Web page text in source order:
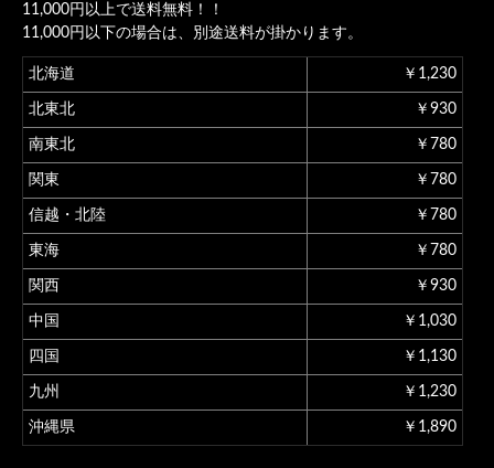
11,000円以上で送料無料！！
11,000円以下の場合は、別途送料が掛かります。
北海道 ￥1,230
北東北 ￥930
南東北 ￥780
関東 ￥780
信越・北陸 ￥780
東海 ￥780
関西 ￥930
中国 ￥1,030
四国 ￥1,130
九州 ￥1,230
沖縄県 ￥1,890